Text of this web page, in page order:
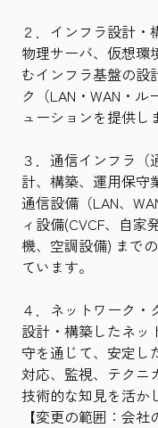
２．インフラ設計・
物理サーバ、仮想環
むインフラ基盤の設
ク（LAN・WAN・ル
ューションを提供し
３．通信インフラ
計、構築、運用保守
通信設備（LAN、
ィ設備(CVCF、自家
機、空調設備) まで
ています。
４．ネットワーク
設計・構築したネッ
守を通じて、安定し
対応、監視、テクニ
技術的な知見を活か
【変更の範囲：会社